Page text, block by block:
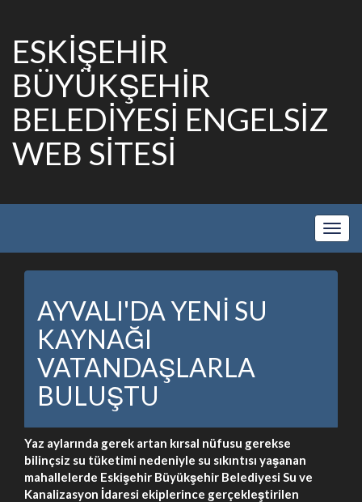
ESKİŞEHİR
BÜYÜKŞEHİR
BELEDİYESİ ENGELSİZ
WEB SİTESİ
Show
AYVALI'DA YENİ SU
KAYNAĞI
VATANDAŞLARLA
BULUŞTU
Yaz aylarında gerek artan kırsal nüfusu gerekse
bilinçsiz su tüketimi nedeniyle su sıkıntısı yaşanan
mahallelerde Eskişehir Büyükşehir Belediyesi Su ve
Kanalizasyon İdaresi ekiplerince gerçekleştirilen